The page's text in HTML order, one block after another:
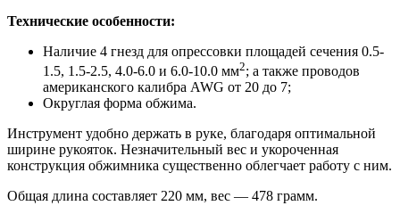
Технические особенности:
Наличие 4 гнезд для опрессовки площадей сечения 0.5-
1.5, 1.5-2.5, 4.0-6.0 и 6.0-10.0 мм2; а также проводов
американского калибра AWG от 20 до 7;
Округлая форма обжима.
Инструмент удобно держать в руке, благодаря оптимальной
ширине рукояток. Незначительный вес и укороченная
конструкция обжимника существенно облегчает работу с ним.
Общая длина составляет 220 мм, вес — 478 грамм.